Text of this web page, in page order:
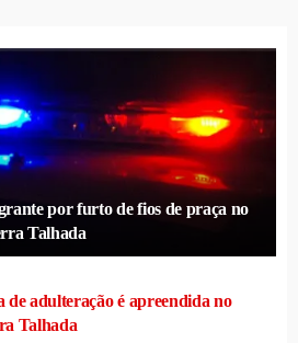
por furto de fios de praça no
Talhada
de adulteração é apreendida no
Talhada